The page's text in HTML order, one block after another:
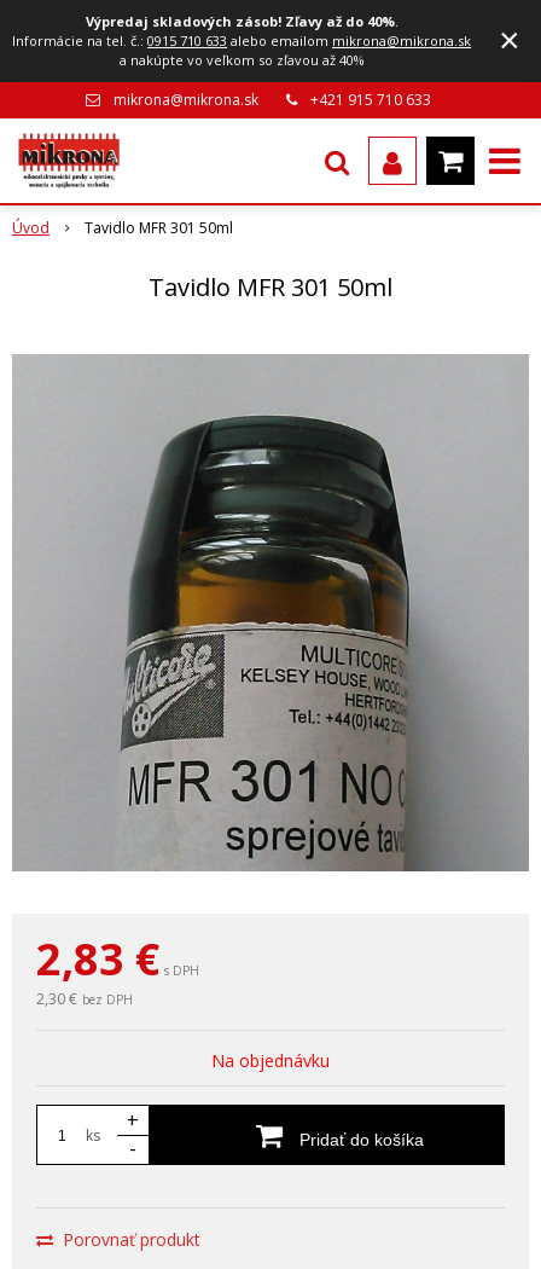
Výpredaj skladových zásob! Zľavy až do 40%.
Informácie na tel. č.:0915 710 633 alebo emailom mikrona@mikrona.sk
a nakúpte vo veľkom so zľavou až 40%
×
mikrona@mikrona.sk +421 915 710 633
Úvod Tavidlo MFR 301 50ml
Tavidlo MFR 301 50ml
2,83 € s DPH
2,30 € bez DPH
Na objednávku
ks
+
-
Pridať do košíka
Porovnať produkt